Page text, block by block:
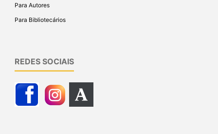
Para Autores
Para Bibliotecários
REDES SOCIAIS